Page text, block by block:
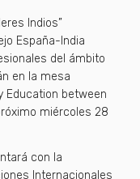
Indios”
España-India
del ámbito
en la mesa
Education between
miércoles 28
con la
Internacionales